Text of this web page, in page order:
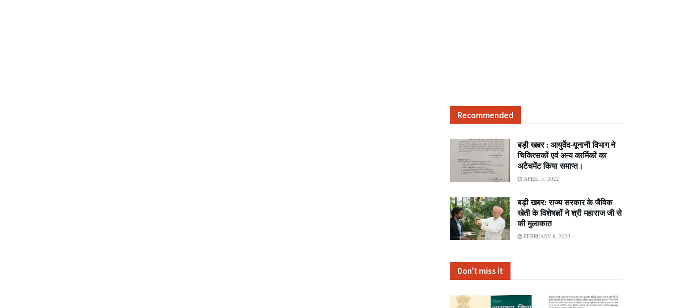
Recommended
बड़ी खबर : आयुर्वेद-यूनानी विभाग ने
चिकित्सकों एवं अन्य कार्मिकों का
अटैचमेंट किया समाप्त।
APRIL 5, 2022
बड़ी खबर: राज्य सरकार के जैविक
खेती के विशेषज्ञों ने श्री महाराज जी से
की मुलाकात
FEBRUARY 8, 2023
Don't miss it